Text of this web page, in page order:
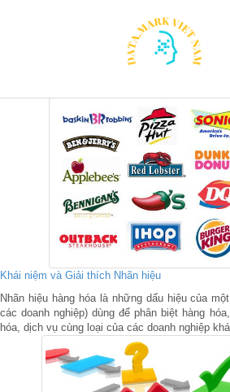
Khái niệm và Giải thích Nhãn hiệu
Nhãn hiệu hàng hóa là những dấu hiệu của
các doanh nghiệp) dùng để phân biệt hàng
hóa, dịch vụ cùng loại của các doanh nghiệp